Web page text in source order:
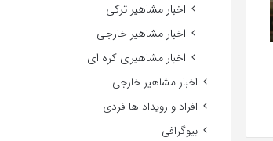
اخبار مشاهیر ترکی
اخبار مشاهیر خارجی
اخبار مشاهیری کره ای
اخبار مشاهیر خارجی
افراد و رویداد ها فردی
بیوگرافی